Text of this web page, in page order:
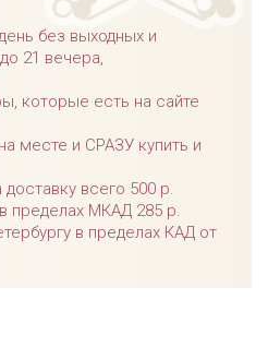
без выходных и
21 вечера,
которые есть на сайте
месте и СРАЗУ купить и
всего 500 р.
пределах МКАД 285 р.
в пределах КАД от